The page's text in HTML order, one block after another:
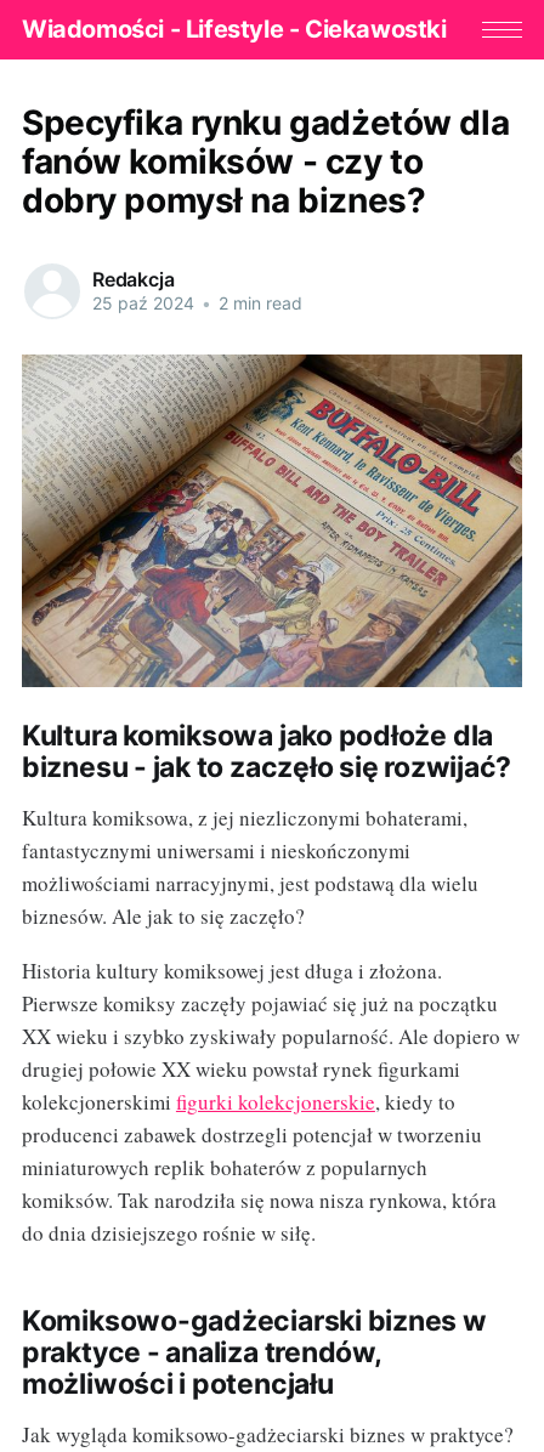
Wiadomości - Lifestyle - Ciekawostki
Specyfika rynku gadżetów dla
fanów komiksów - czy to
dobry pomysł na biznes?
Redakcja
25 paź 2024 • 2 min read
Kultura komiksowa jako podłoże dla
biznesu - jak to zaczęło się rozwijać?
Kultura komiksowa, z jej niezliczonymi bohaterami,
fantastycznymi uniwersami i nieskończonymi
możliwościami narracyjnymi, jest podstawą dla wielu
biznesów. Ale jak to się zaczęło?
Historia kultury komiksowej jest długa i złożona.
Pierwsze komiksy zaczęły pojawiać się już na początku
XX wieku i szybko zyskiwały popularność. Ale dopiero w
drugiej połowie XX wieku powstał rynek figurkami
kolekcjonerskimi figurki kolekcjonerskie, kiedy to
producenci zabawek dostrzegli potencjał w tworzeniu
miniaturowych replik bohaterów z popularnych
komiksów. Tak narodziła się nowa nisza rynkowa, która
do dnia dzisiejszego rośnie w siłę.
Komiksowo-gadżeciarski biznes w
praktyce - analiza trendów,
możliwości i potencjału
Jak wygląda komiksowo-gadżeciarski biznes w praktyce?